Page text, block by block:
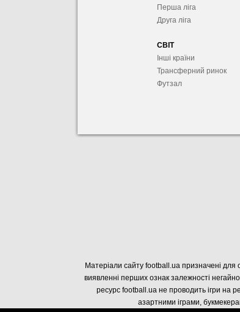
Перша ліга
Друга ліга
СВІТ
Інші країни
Трансферний ринок
Футзал
Матеріали сайту football.ua призначені для
виявленні перших ознак залежності
ресурс football.ua не проводить ігри на
азартними іграми,